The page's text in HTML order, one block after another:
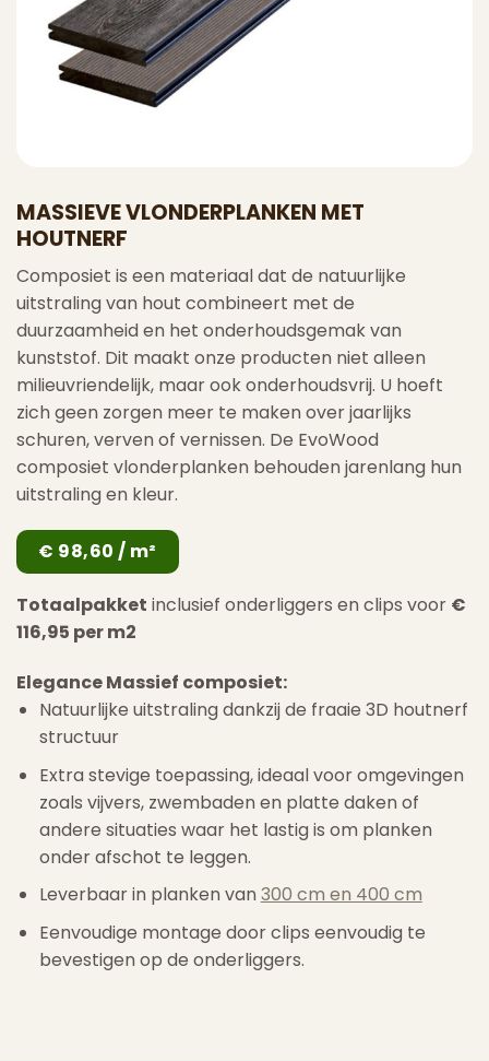
MASSIEVE VLONDERPLANKEN MET
HOUTNERF
Composiet is een materiaal dat de natuurlijke
uitstraling van hout combineert met de
duurzaamheid en het onderhoudsgemak van
kunststof. Dit maakt onze producten niet alleen
milieuvriendelijk, maar ook onderhoudsvrij. U hoeft
zich geen zorgen meer te maken over jaarlijks
schuren, verven of vernissen. De EvoWood
composiet vlonderplanken behouden jarenlang hun
uitstraling en kleur.
€ 98,60 / m²
Totaalpakket inclusief onderliggers en clips voor €
116,95 per m2
Elegance Massief composiet:
Natuurlijke uitstraling dankzij de fraaie 3D houtnerf
structuur
Extra stevige toepassing, ideaal voor omgevingen
zoals vijvers, zwembaden en platte daken of
andere situaties waar het lastig is om planken
onder afschot te leggen.
Leverbaar in planken van300 cm en 400 cm
Eenvoudige montage door clips eenvoudig te
bevestigen op de onderliggers.